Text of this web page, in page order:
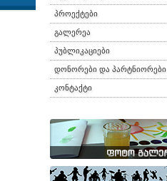
პროექტები
გალერეა
პუბლიკაციები
დონორები და პარტნიორები
კონტაქტი